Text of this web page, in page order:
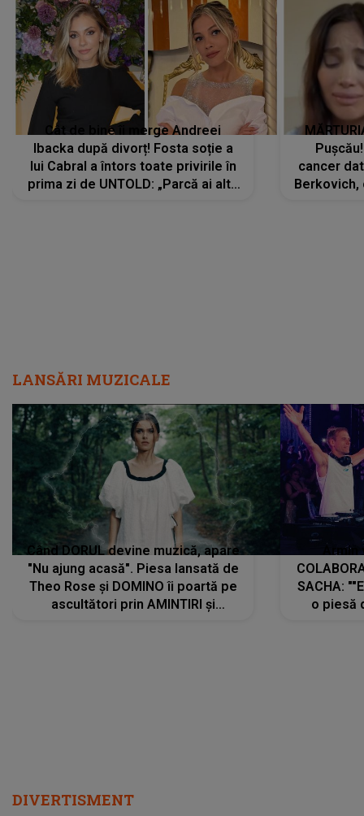
Cât de bine îi merge Andreei
Ibacka după divorț! Fosta soție a
lui Cabral a întors toate privirile în
prima zi de UNTOLD: „Parcă ai altă
cancer
Berkovich,
LANSĂRI MUZICALE
Când DORUL devine muzică, apare
"Nu ajung acasă". Piesa lansată de
Theo Rose și DOMINO îi poartă pe
ascultători prin AMINTIRI și
SACHA:
o piesă
DIVERTISMENT